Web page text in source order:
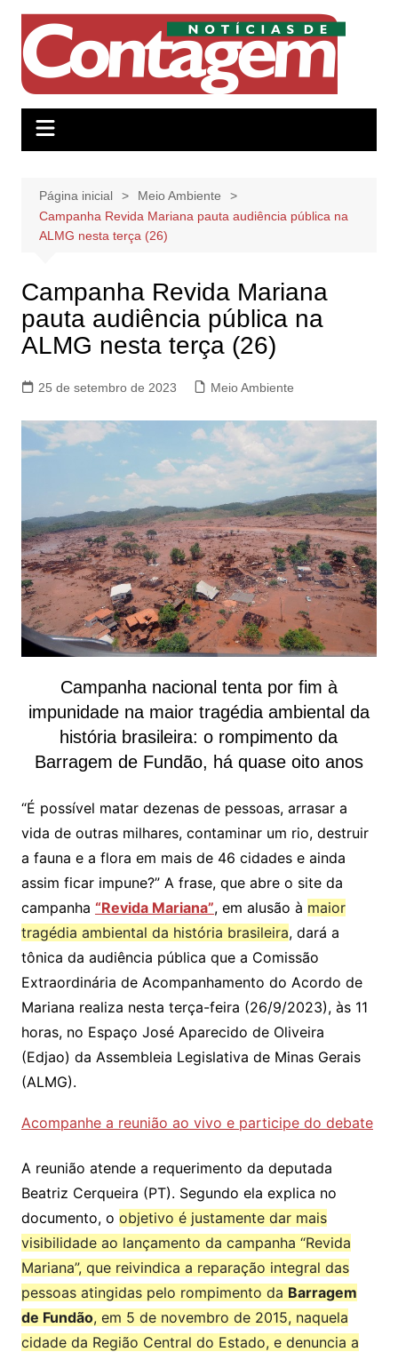
conteúdo
Página inicial
Meio Ambiente
Campanha Revida Mariana pauta audiência pública na
ALMG nesta terça (26)
Campanha Revida Mariana
pauta audiência pública na
ALMG nesta terça (26)
25 de setembro de 2023 Meio Ambiente
Campanha nacional tenta por fim à
impunidade na maior tragédia ambiental da
história brasileira: o rompimento da
Barragem de Fundão, há quase oito anos
“É possível matar dezenas de pessoas, arrasar a
vida de outras milhares, contaminar um rio, destruir
a fauna e a flora em mais de 46 cidades e ainda
assim ficar impune?” A frase, que abre o site da
campanha “Revida Mariana”, em alusão à maior
tragédia ambiental da história brasileira, dará a
tônica da audiência pública que a Comissão
Extraordinária de Acompanhamento do Acordo de
Mariana realiza nesta terça-feira (26/9/2023), às 11
horas, no Espaço José Aparecido de Oliveira
(Edjao) da Assembleia Legislativa de Minas Gerais
(ALMG).
Acompanhe a reunião ao vivo e participe do debate
A reunião atende a requerimento da deputada
Beatriz Cerqueira (PT). Segundo ela explica no
documento, o objetivo é justamente dar mais
visibilidade ao lançamento da campanha “Revida
Mariana”, que reivindica a reparação integral das
pessoas atingidas pelo rompimento da Barragem
de Fundão, em 5 de novembro de 2015, naquela
cidade da Região Central do Estado, e denuncia a